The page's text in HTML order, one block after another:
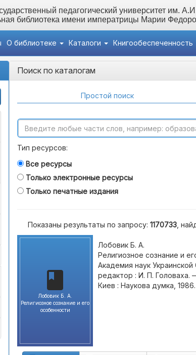
педагогический университет им.
библиотека имени императрицы Марии
О библиотеке Каталоги Книгообеспеченность
Поиск по каталогам
Простой поиск
Тип ресурсов:
Все ресурсы
Только электронные ресурсы
Только печатные издания
Показаны результаты по запросу: 1170733 ,
Лобовик Б. А.
Религиозное сознание и его
особенности
Лобовик Б. А.
Религиозное сознание и
Академия наук
редактор : И. П. Головаха.
Киев : Наукова думка,